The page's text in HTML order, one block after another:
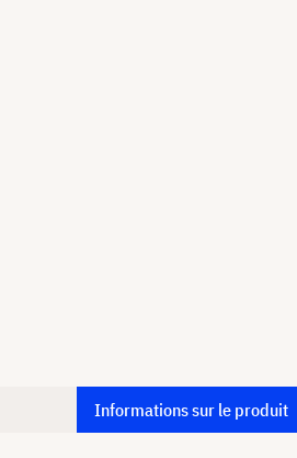
Informations sur le produit